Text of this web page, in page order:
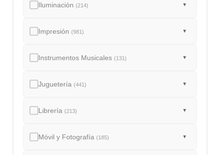
Iluminación(214) ▼
Impresión(981) ▼
Instrumentos Musicales(131) ▼
Juguetería(441) ▼
Librería(213) ▼
Móvil y Fotografía(185) ▼